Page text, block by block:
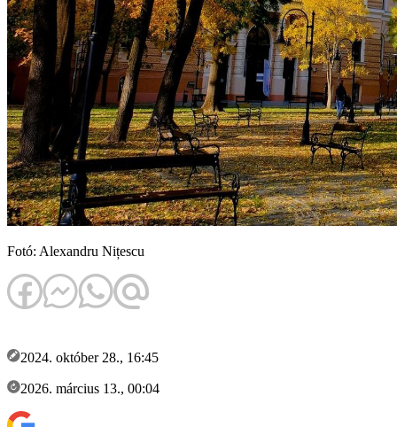
Fotó: Alexandru Nițescu
2024. október 28., 16:45
2026. március 13., 00:04